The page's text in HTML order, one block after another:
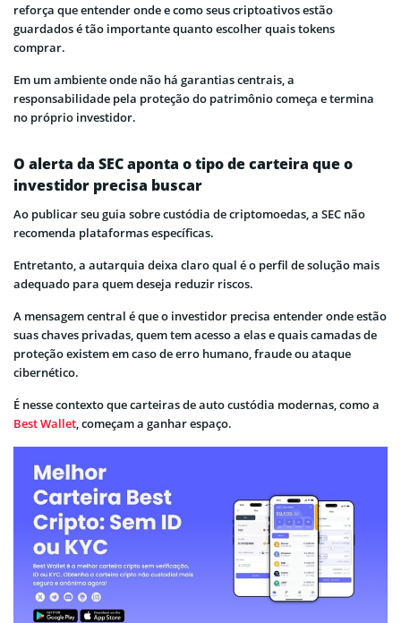
reforça que entender onde e como seus criptoativos estão
guardados é tão importante quanto escolher quais tokens
comprar.
Em um ambiente onde não há garantias centrais, a
responsabilidade pela proteção do patrimônio começa e termina
no próprio investidor.
O alerta da SEC aponta o tipo de carteira que o
investidor precisa buscar
Ao publicar seu guia sobre custódia de criptomoedas, a SEC não
recomenda plataformas específicas.
Entretanto, a autarquia deixa claro qual é o perfil de solução mais
adequado para quem deseja reduzir riscos.
A mensagem central é que o investidor precisa entender onde estão
suas chaves privadas, quem tem acesso a elas e quais camadas de
proteção existem em caso de erro humano, fraude ou ataque
cibernético.
É nesse contexto que carteiras de auto custódia modernas, como a
Best Wallet, começam a ganhar espaço.